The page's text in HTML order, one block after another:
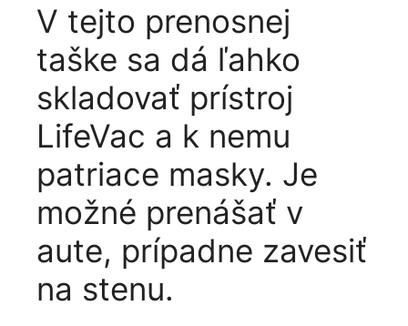
V tejto prenosnej
taške sa dá ľahko
skladovať prístroj
LifeVac a k nemu
patriace masky. Je
možné prenášať v
aute, prípadne zavesiť
na stenu.